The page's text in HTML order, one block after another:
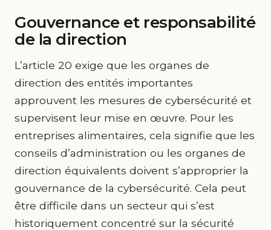
Gouvernance et responsabilité
de la direction
L’article 20 exige que les organes de
direction des entités importantes
approuvent les mesures de cybersécurité et
supervisent leur mise en œuvre. Pour les
entreprises alimentaires, cela signifie que les
conseils d’administration ou les organes de
direction équivalents doivent s’approprier la
gouvernance de la cybersécurité. Cela peut
être difficile dans un secteur qui s’est
historiquement concentré sur la sécurité